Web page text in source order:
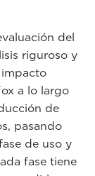
del
riguroso y
impacto
a lo largo
de
pasando
de uso y
fase tiene